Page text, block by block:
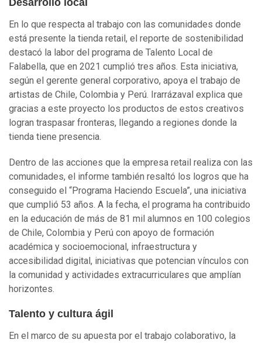
En lo que respecta al trabajo con las comunidades donde
está presente la tienda retail, el reporte de sostenibilidad
destacó la labor del programa de Talento Local de
Falabella, que en 2021 cumplió tres años. Esta iniciativa,
según el gerente general corporativo, apoya el trabajo de
artistas de Chile, Colombia y Perú. Irarrázaval explica que
gracias a este proyecto los productos de estos creativos
logran traspasar fronteras, llegando a regiones donde la
tienda tiene presencia.
Dentro de las acciones que la empresa retail realiza con las
comunidades, el informe también resaltó los logros que ha
conseguido el “Programa Haciendo Escuela”, una iniciativa
que cumplió 53 años. A la fecha, el programa ha contribuido
en la educación de más de 81 mil alumnos en 100 colegios
de Chile, Colombia y Perú con apoyo de formación
académica y socioemocional, infraestructura y
accesibilidad digital, iniciativas que potencian vínculos con
la comunidad y actividades extracurriculares que amplían
horizontes.
Talento y cultura ágil
En el marco de su apuesta por el trabajo colaborativo, la